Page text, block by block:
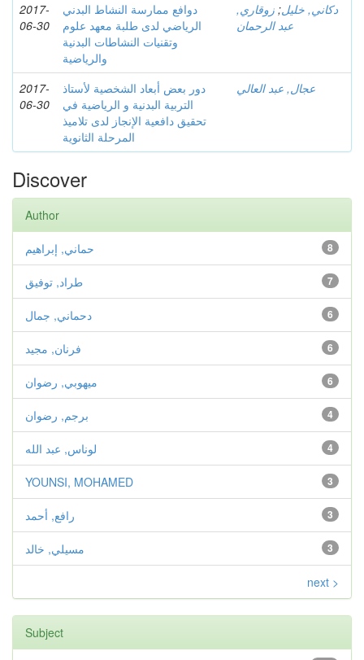
2017-
06-30
دوافع ممارسة النشاط البدني
الرياضي لدى طلبة معهد علوم
وتقنيات النشاطات البدنية
والرياضية
دكاني, خلیل; زوقاري,
عبد الرحمان
2017-
06-30
دور بعض أبعاد الشخصية لأستاذ
التربية البدنية و الرياضية في
تحقيق دافعية الإنجاز لدى تلاميذ
المرحلة الثانوية
عجال, عبد العالي
Discover
Author
8 حماني, إبراهيم
7 طراد, توفيق
6 دحماني, جمال
6 فرنان, مجيد
6 ميهوبي, رضوان
4 برجم, رضوان
4 لوناس, عبد الله
3
YOUNSI, MOHAMED
3 رافع, أحمد
3 مسيلي, خالد
next >
Subject